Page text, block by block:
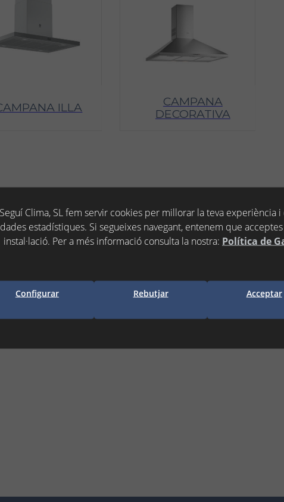
ILLA
CAMPANA
DECORATIVA
Seguí Clima, SL fem servir cookies per millorar la teva experiència
dades estadístiques. Si segueixes navegant, entenem que acceptes
instal·lació. Per a més informació consulta la nostra: Política de
Configurar Rebutjar Acceptar